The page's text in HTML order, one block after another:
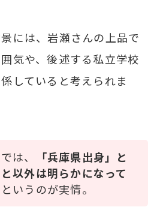
には、岩瀬さんの上品で
気や、後述する私立学校
していると考えられま
は、
「兵庫県出身」と
以外は明らかになって
というのが実情。